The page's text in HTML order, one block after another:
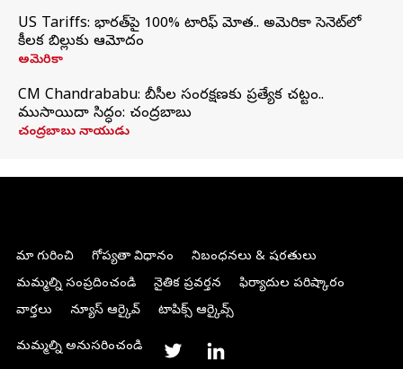
US Tariffs: భారత్‌పై 100% టారిఫ్‌ మోత.. అమెరికా సెనెట్‌లో
కీలక బిల్లుకు ఆమోదం
అమెరికా
CM Chandrababu: బీసీల సంరక్షణకు ప్రత్యేక చట్టం..
ముసాయిదా సిద్ధం: చంద్రబాబు
చంద్రబాబు నాయుడు
మా గురించి గోప్యతా విధానం
నిబంధనలు & షరతులు
మమ్మల్ని సంప్రదించండి
నైతిక ప్రవర్తన
ఫిర్యాదుల పరిష్కారం
వార్తలు
న్యూస్ ఆర్కైవ్ టాపిక్స్ ఆర్కైవ్స్
మమ్మల్ని అనుసరించండి